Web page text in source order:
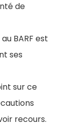
de
BARF est
ses
sur ce
recours.